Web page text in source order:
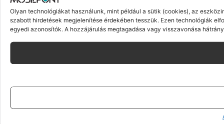
Olyan technológiákat használunk, mint például a sütik (cookies), az
szabott hirdetések megjelenítése érdekében tesszük. Ezen technológiák
egyedi azonosítók. A hozzájárulás megtagadása vagy visszavonása